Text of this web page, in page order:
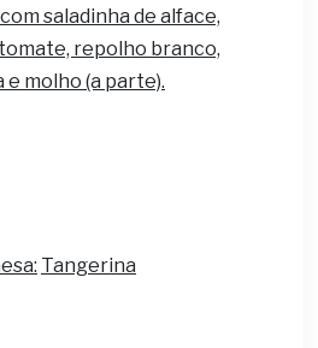
saladinha de alface,
repolho branco,
e molho (a parte).
Tangerina